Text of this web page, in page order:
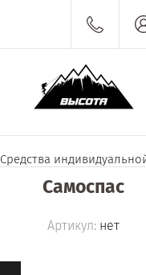
Средства
Самоспас
Артикул: нет